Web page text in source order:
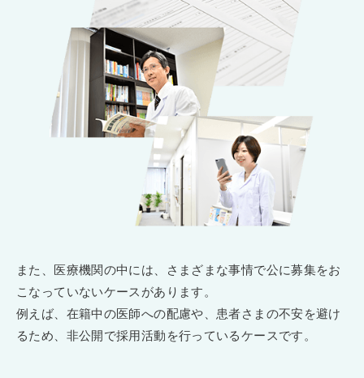
また、医療機関の中には、さまざまな事情で公に募集をお
こなっていないケースがあります。
例えば、在籍中の医師への配慮や、患者さまの不安を避け
るため、非公開で採用活動を行っているケースです。